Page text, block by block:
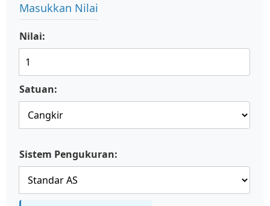
Masukkan Nilai
Nilai:
Satuan:
Sistem Pengukuran: